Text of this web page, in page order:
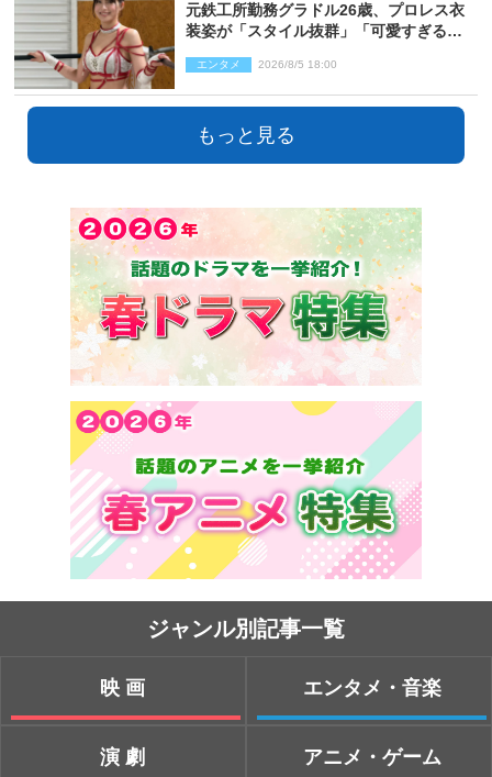
元鉄工所勤務グラドル26歳、プロレス衣
装姿が「スタイル抜群」「可愛すぎる」
エンタメ 2026/8/5 18:00
もっと見る
ジャンル別記事一覧
映画
演劇
エンタメ・音楽
アニメ・ゲーム